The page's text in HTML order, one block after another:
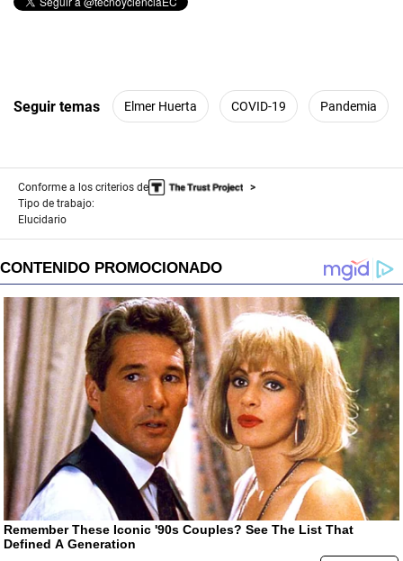
Seguir temas Elmer Huerta COVID-19 Pandemia
Conforme a los criterios de
Tipo de trabajo:
Elucidario